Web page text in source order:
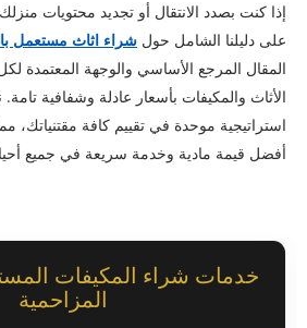
إذا كنت بصدد الانتقال أو تجديد محتويات
على دليلنا الشامل حول شراء اثاث مستعمل
المقال المرجع الأساسي والوجهة
الأثاث والمكيفات بأسعار عادلة وشفافية
استراتيجية موحدة في تقييم كافة
أفضل قيمة مادية وخدمة سريعة في جميع
خدمات شراء المكيفات
المزاحمية